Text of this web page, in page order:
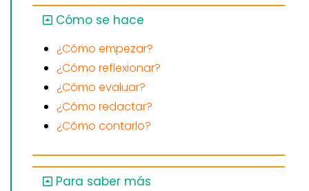
Cómo se hace
¿Cómo empezar?
¿Cómo reflexionar?
¿Cómo evaluar?
¿Cómo redactar?
¿Cómo contarlo?
Para saber más